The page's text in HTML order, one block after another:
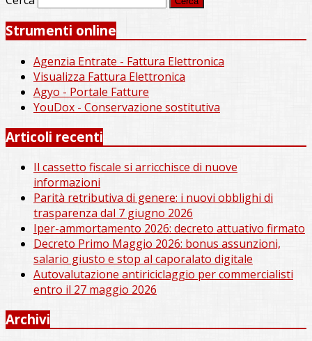
Strumenti online
Agenzia Entrate - Fattura Elettronica
Visualizza Fattura Elettronica
Agyo - Portale Fatture
YouDox - Conservazione sostitutiva
Articoli recenti
Il cassetto fiscale si arricchisce di nuove
informazioni
Parità retributiva di genere: i nuovi obblighi di
trasparenza dal 7 giugno 2026
Iper-ammortamento 2026: decreto attuativo firmato
Decreto Primo Maggio 2026: bonus assunzioni,
salario giusto e stop al caporalato digitale
Autovalutazione antiriciclaggio per commercialisti
entro il 27 maggio 2026
Archivi